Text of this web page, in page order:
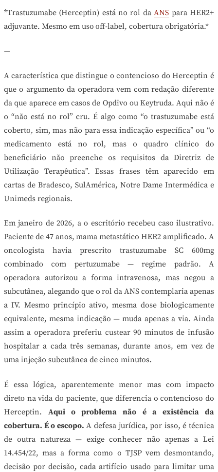
*Trastuzumabe (Herceptin) está no rol daANS para HER2+
adjuvante. Mesmo em uso off-label, cobertura obrigatória.*
—
A característica que distingue o contencioso do Herceptin é
que o argumento da operadora vem com redação diferente
da que aparece em casos de Opdivo ou Keytruda. Aqui não é
o “não está no rol” cru. É algo como “o trastuzumabe está
coberto, sim, mas não para essa indicação específica” ou “o
medicamento está no rol, mas o quadro clínico do
beneficiário não preenche os requisitos da Diretriz de
Utilização Terapêutica”. Essas frases têm aparecido em
cartas de Bradesco, SulAmérica, Notre Dame Intermédica e
Unimeds regionais.
Em janeiro de 2026, a o escritório recebeu caso ilustrativo.
Paciente de 47 anos, mama metastático HER2 amplificado. A
oncologista havia prescrito trastuzumabe SC 600mg
combinado com pertuzumabe — regime padrão. A
operadora autorizou a forma intravenosa, mas negou a
subcutânea, alegando que o rol da ANS contemplaria apenas
a IV. Mesmo princípio ativo, mesma dose biologicamente
equivalente, mesma indicação — muda apenas a via. Ainda
assim a operadora preferiu custear 90 minutos de infusão
hospitalar a cada três semanas, durante anos, em vez de
uma injeção subcutânea de cinco minutos.
É essa lógica, aparentemente menor mas com impacto
direto na vida do paciente, que diferencia o contencioso do
Herceptin.Aqui o problema não é a existência da
cobertura. É o escopo. A defesa jurídica, por isso, é técnica
de outra natureza — exige conhecer não apenas a Lei
14.454/22, mas a forma como o TJSP vem desmontando,
decisão por decisão, cada artifício usado para limitar uma